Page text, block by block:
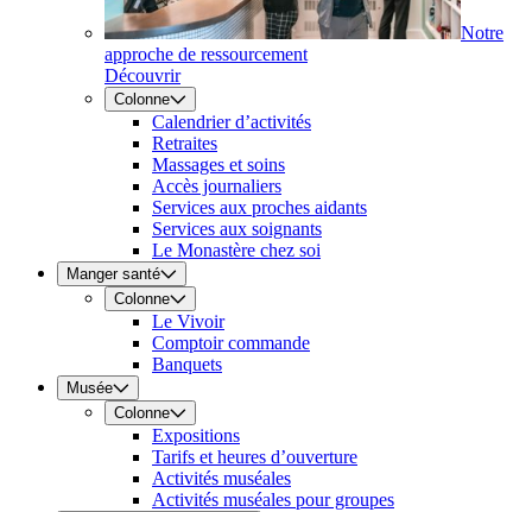
Notre
approche de ressourcement
Découvrir
Colonne
Calendrier d’activités
Retraites
Massages et soins
Accès journaliers
Services aux proches aidants
Services aux soignants
Le Monastère chez soi
Manger santé
Colonne
Le Vivoir
Comptoir commande
Banquets
Musée
Colonne
Expositions
Tarifs et heures d’ouverture
Activités muséales
Activités muséales pour groupes